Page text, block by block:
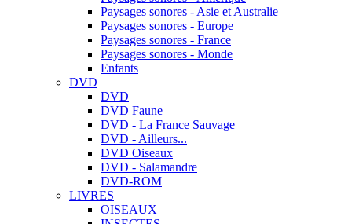
Paysages sonores - Asie et Australie
Paysages sonores - Europe
Paysages sonores - France
Paysages sonores - Monde
Enfants
DVD
DVD
DVD Faune
DVD - La France Sauvage
DVD - Ailleurs...
DVD Oiseaux
DVD - Salamandre
DVD-ROM
LIVRES
OISEAUX